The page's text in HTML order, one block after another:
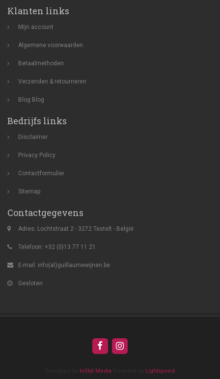
Klanten links
Mijn account
Algemene voorwaarden
Betaalmethoden
Verzenden & retourneren
Blog Blog
Bedrijfs links
Disclaimer
Privacy Policy
Contactformulier
Sitemap
Contactgegevens
Adres: Lochtstraat 2 - 3272 Testelt - België
Telefoon: +32 (0)13 77 11 21
E-mail: info(at)guillaumewijnen.be
Gesloten
InStijl Media Lightspeed